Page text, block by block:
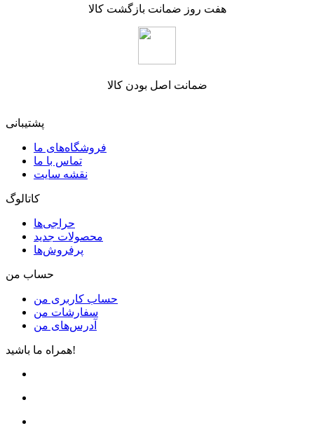
هفت روز ضمانت بازگشت کالا
ضمانت اصل بودن کالا
پشتیبانی
فروشگاه‌های ما
تماس با ما
نقشه سایت
کاتالوگ
حراجی‌ها
محصولات جدید
پرفروش‌ها
حساب من
حساب کاربری من
سفارشات من
آدرس‌های من
همراه ما باشید!